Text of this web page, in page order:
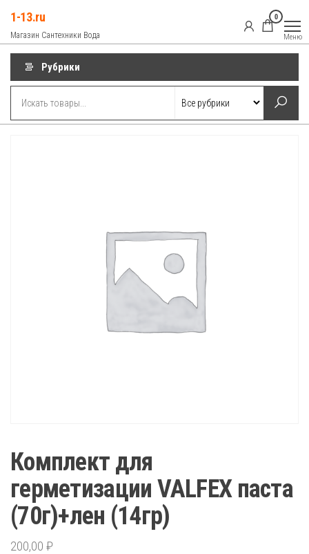
содержимому
1-13.ru
Магазин Сантехники Вода
0
Меню
Рубрики
Комплект для
герметизации VALFEX паста
(70г)+лен (14гр)
200,00 ₽